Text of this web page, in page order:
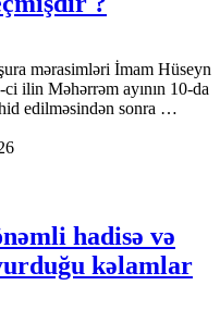
mərasimləri İmam Hüseyn
ilin Məhərrəm ayının 10-da
edilməsindən sonra …
hadisə və
kəlamlar